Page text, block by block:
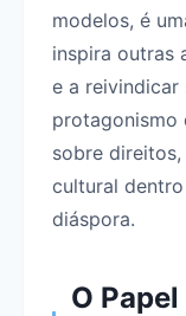
modelos, é
inspira outras
e a reivindicar
protagonismo
sobre
cultural
diáspora.
O